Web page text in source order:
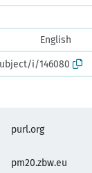
English
i/146080
purl.org
pm20.zbw.eu